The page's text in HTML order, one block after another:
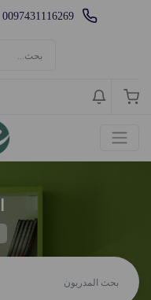
0097431116269